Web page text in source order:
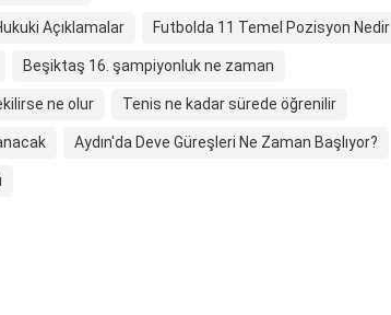
Açıklamalar Futbolda 11 Temel Pozisyon Nedir
Beşiktaş 16. şampiyonluk ne zaman
ne olur Tenis ne kadar sürede öğrenilir
Aydın'da Deve Güreşleri Ne Zaman Başlıyor?